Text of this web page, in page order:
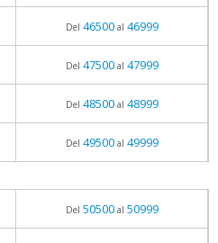
Del 46500al 46999
Del 47500al 47999
Del 48500al 48999
Del 49500al 49999
Del 50500al 50999